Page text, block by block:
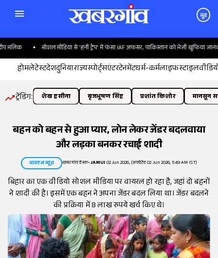
मूड
सोशल मीडिया से 'हनी ट्रैप' में फंसा IAF अफसर, पाकिस्तान को भेजी खुफिया जानकारी
होमलेटेस्टदेशदुनियाराज्यस्पोर्ट्सएंटरटेनमेंटधर्म-कर्मलाइफस्टाइल
ट्रेंडिंग: शेख हसीना बृजभूषण सिंह प्रशांत किशोर मानसून
बहन को बहन से हुआ प्यार, लोन लेकर जेंडर बदलवाया
और लड़का बनकर रचाई शादी
वायरल न्यूज़ खबरगांव डेस्क•JAMUI02 Jun 2026, (अपडेटेड 02 Jun 2026, 5:49 AM IST)
बिहार का एक वीडियो सोशल मीडिया पर वायरल हो रहा है, जहां दो बहनों
ने शादी की है। इसमें एक बहन ने अपना जेंडर बदल लिया था। जेंडर बदलने
की प्रक्रिया में 8 लाख रुपये खर्च किए थे।